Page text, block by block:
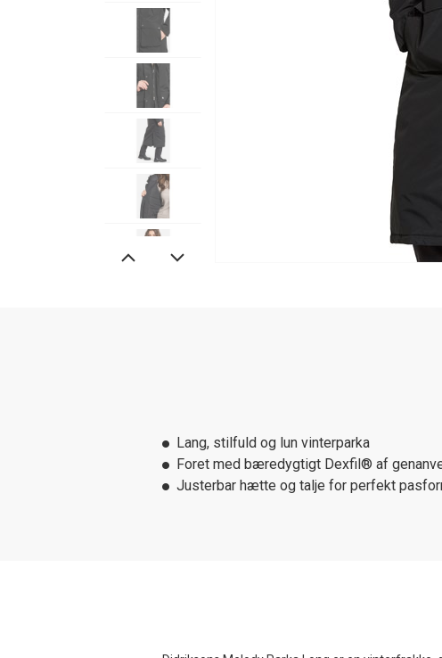
Lang, stilfuld og lun vinterparka
Foret med bæredygtigt Dexfil® af
Justerbar hætte og talje for perfekt